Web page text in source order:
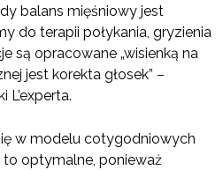
balans mięśniowy jest
do terapii połykania, gryzienia
są opracowane „wisienką na
jest korekta głosek” –
L’experta.
w modelu cotygodniowych
optymalne, ponieważ